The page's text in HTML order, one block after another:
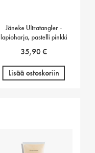
Jäneke Ultratangler -
lapioharja, pastelli pinkki
35,90€
Lisää ostoskoriin